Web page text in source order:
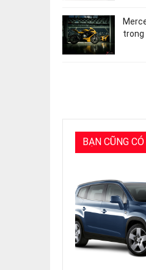
trong
BẠN CŨNG